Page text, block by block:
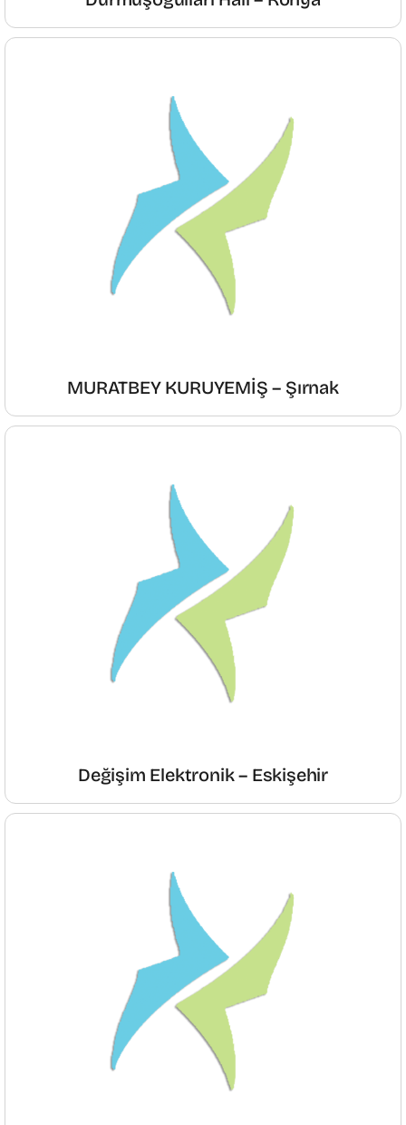
MURATBEY KURUYEMİŞ – Şırnak
Değişim Elektronik – Eskişehir